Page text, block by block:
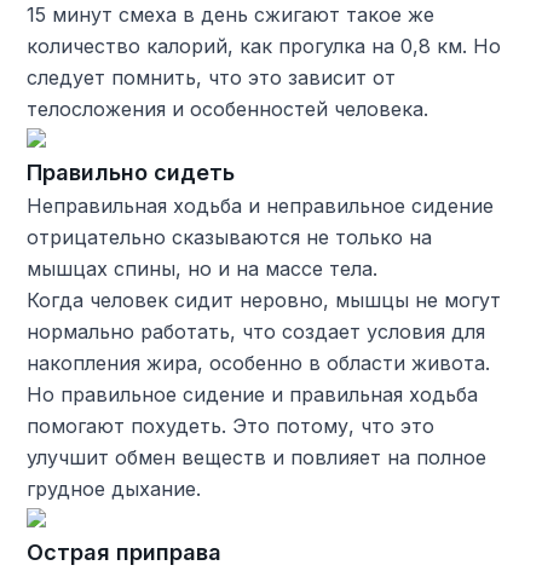
15 минут смеха в день сжигают такое же
количество калорий, как прогулка на 0,8 км. Но
следует помнить, что это зависит от
телосложения и особенностей человека.
Правильно сидеть
Неправильная ходьба и неправильное сидение
отрицательно сказываются не только на
мышцах спины, но и на массе тела.
Когда человек сидит неровно, мышцы не могут
нормально работать, что создает условия для
накопления жира, особенно в области живота.
Но правильное сидение и правильная ходьба
помогают похудеть. Это потому, что это
улучшит обмен веществ и повлияет на полное
грудное дыхание.
Острая приправа